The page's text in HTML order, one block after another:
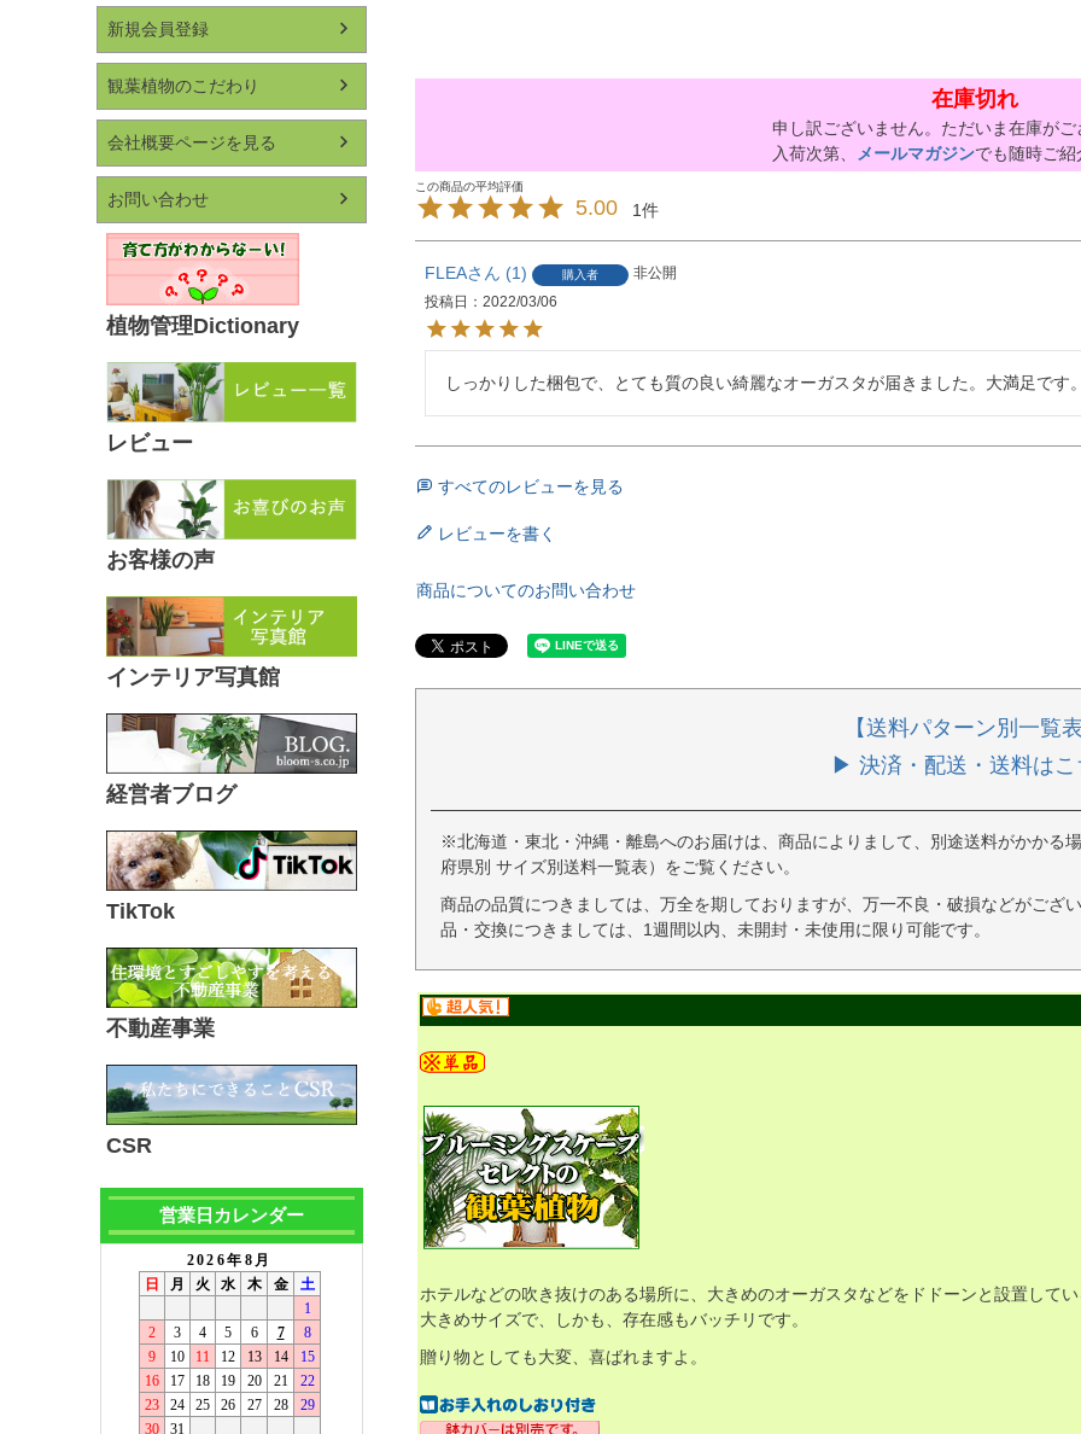
新規会員登録
観葉植物のこだわり
会社概要ページを見る
お問い合わせ
植物管理Dictionary
レビュー
お客様の声
インテリア写真館
経営者ブログ
TikTok
不動産事業
CSR
営業日カレンダー
在庫切れ
申し訳ございません。ただいま在庫が
入荷次第、
メールマガジンでも随時ご
5.00 1
FLEA 1 購入者
非公開
投稿日
2022/03/06
しっかりした梱包で、とても質の良い綺麗なオーガスタが届きました。大満足です
すべてのレビューを見る
レビューを書く
商品についてのお問い合わせ
【送料パターン別一覧
▶ 決済・配送・送料はこ
※北海道・東北・沖縄・離島へのお届けは、商品によりまして、別途送料がかかる
府県別 サイズ別送料一覧表）をご覧ください。
商品の品質につきましては、万全を期しておりますが、万一不良・破損などがござ
品・交換につきましては、1週間以内、未開封・未使用に限り可能です。
ホテルなどの吹き抜けのある場所に、大きめのオーガスタなどをドドーンと設置して
大きめサイズで、しかも、存在感もバッチリです。
贈り物としても大変、喜ばれますよ。